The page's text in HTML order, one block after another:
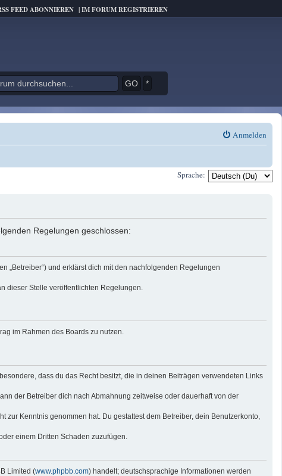
FEED ABONNIEREN |IM FORUM REGISTRIEREN
*
Anmelden
Sprache:
Regelungen geschlossen:
„Betreiber“) und erklärst dich mit den nachfolgenden Regelungen
dieser Stelle veröffentlichten Regelungen.
im Rahmen des Boards zu nutzen.
dass du das Recht besitzt, die in deinen Beiträgen verwendeten Links
der Betreiber dich nach Abmahnung zeitweise oder dauerhaft von der
zur Kenntnis genommen hat. Du gestattest dem Betreiber, dein Benutzerkonto,
einem Dritten Schaden zuzufügen.
Limited (www.phpbb.com) handelt; deutschsprachige Informationen werden